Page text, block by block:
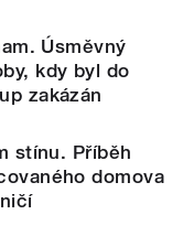
Úsměvný
kdy byl do
zakázán
stínu. Příběh
domova